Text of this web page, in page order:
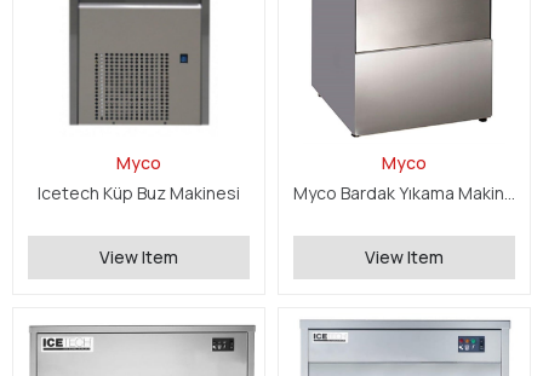
Myco
Icetech Küp Buz Makinesi
View Item
Myco
Myco Bardak Yıkama Makinesi
View Item